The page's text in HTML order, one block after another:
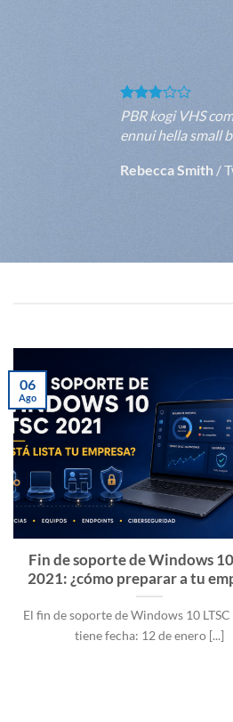
PBR kogi VHS
ennui hella small
Rebecca Smith /
Fin de soporte de Windows 10
2021: ¿cómo preparar a tu
El fin de soporte de Windows 10
tiene fecha: 12 de enero [...]
06
Ago